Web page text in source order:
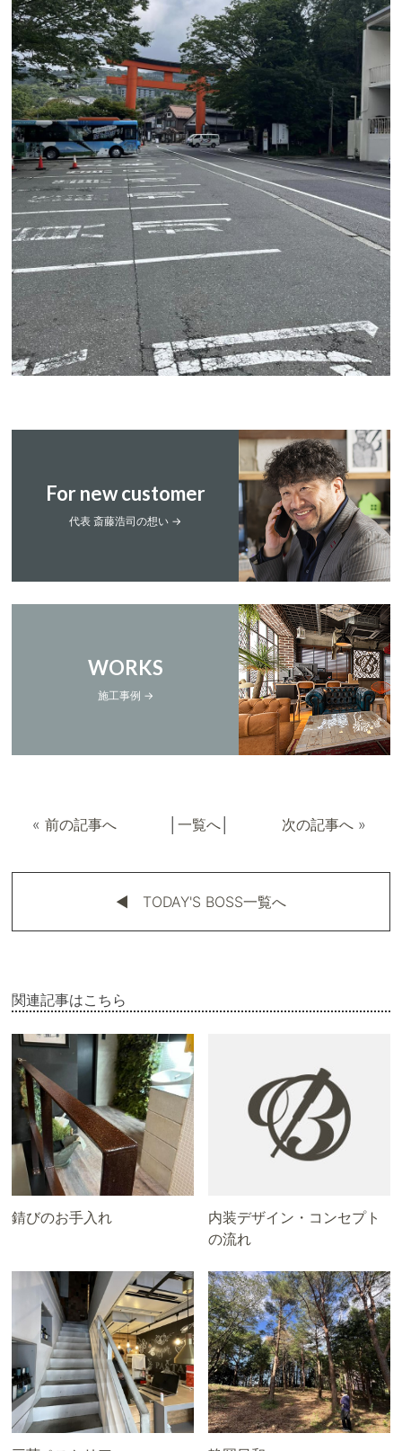
For new customer
代表 斎藤浩司の想い →
WORKS
施工事例 →
« 前の記事へ 一覧へ│ 次の記事へ»
◀︎ TODAY'S BOSS一覧へ
関連記事はこちら
錆びのお手入れ
内装デザイン・コンセプト
の流れ